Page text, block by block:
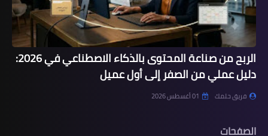
الربح من صناعة المحتوى بالذكاء الاصطناعي في 2026:
دليل عملي من الصفر إلى أول عميل
فريق حلمك 01 أغسطس 2026
الصفحات